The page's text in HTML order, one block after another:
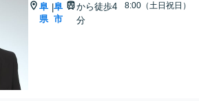
阜
県
|阜
市
から徒歩4
分
8:00（土日祝日）